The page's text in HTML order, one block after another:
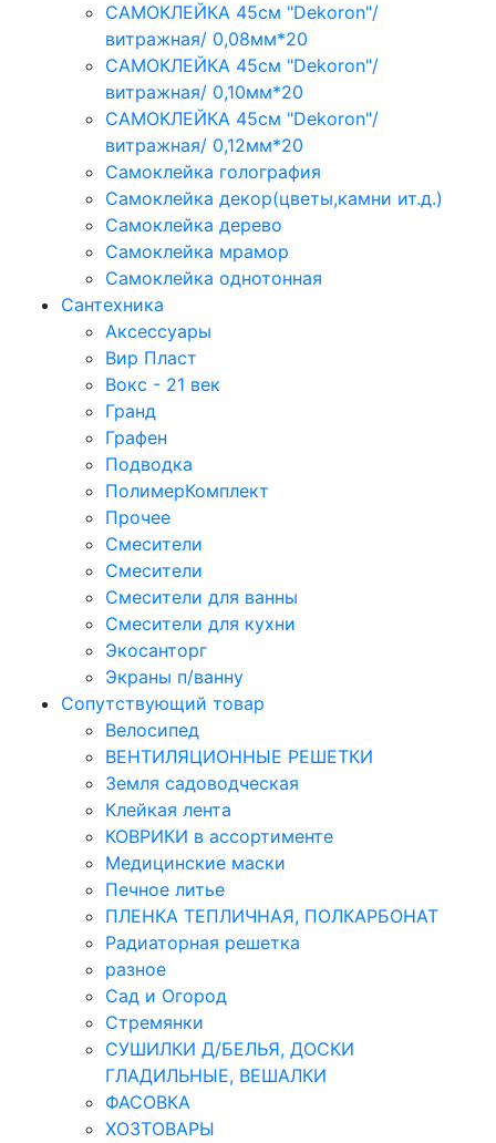
САМОКЛЕЙКА 45см "Dekoron"/
витражная/ 0,08мм*20
САМОКЛЕЙКА 45см "Dekoron"/
витражная/ 0,10мм*20
САМОКЛЕЙКА 45см "Dekoron"/
витражная/ 0,12мм*20
Самоклейка голография
Самоклейка декор(цветы,камни ит.д.)
Самоклейка дерево
Самоклейка мрамор
Самоклейка однотонная
Сантехника
Аксессуары
Вир Пласт
Вокс - 21 век
Гранд
Графен
Подводка
ПолимерКомплект
Прочее
Смесители
Смесители
Смесители для ванны
Смесители для кухни
Экосанторг
Экраны п/ванну
Сопутствующий товар
Велосипед
ВЕНТИЛЯЦИОННЫЕ РЕШЕТКИ
Земля садоводческая
Клейкая лента
КОВРИКИ в ассортименте
Медицинские маски
Печное литье
ПЛЕНКА ТЕПЛИЧНАЯ, ПОЛКАРБОНАТ
Радиаторная решетка
разное
Сад и Огород
Стремянки
СУШИЛКИ Д/БЕЛЬЯ, ДОСКИ
ГЛАДИЛЬНЫЕ, ВЕШАЛКИ
ФАСОВКА
ХОЗТОВАРЫ